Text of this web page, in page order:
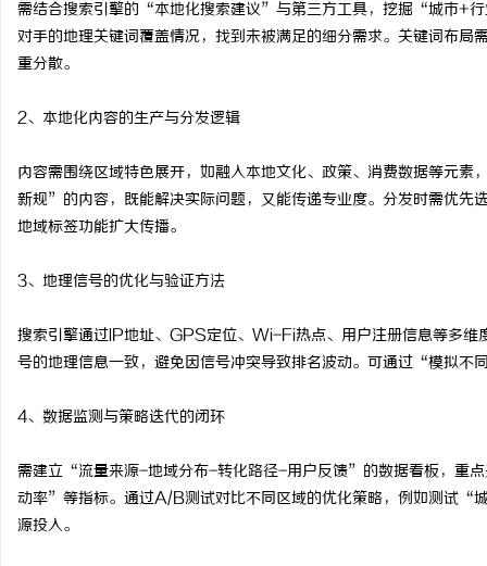
需结合搜索引擎的“本地化搜索建议”与第三方工具，挖掘“城市
对手的地理关键词覆盖情况，找到未被满足的细分需求。关键词布
重分散。
2、本地化内容的生产与分发逻辑
内容需围绕区域特色展开，如融入本地文化、政策、消费数据等元
新规”的内容，既能解决实际问题，又能传递专业度。分发时需优先
地域标签功能扩大传播。
3、地理信号的优化与验证方法
搜索引擎通过IP地址、GPS定位、Wi-Fi热点、用户注册信息等多维
号的地理信息一致，避免因信号冲突导致排名波动。可通过“模拟不
4、数据监测与策略迭代的闭环
需建立“流量来源-地域分布-转化路径-用户反馈”的数据看板，
动率”等指标。通过A/B测试对比不同区域的优化策略，例如测试
源投入。